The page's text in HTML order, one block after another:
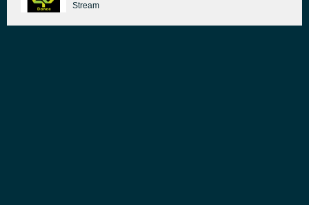
Stream